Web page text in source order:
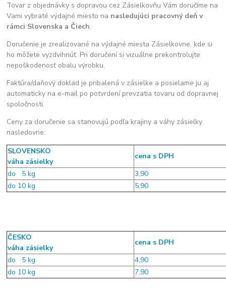
Tovar z objednávky s dopravou cez Zásielkovňu Vám doručíme na
Vami vybraté výdajné miesto na nasledujúci pracovný deň v
rámci Slovenska a Čiech.
Doručenie je zrealizované na výdajné miesta Zásielkovne, kde si
ho môžete vyzdvihnúť. Pri doručení si vizuálne prekontrolujte
nepoškodenosť obalu výrobku.
Faktúra/daňový doklad je pribalená v zásielke a posielame ju aj
automaticky na e-mail po potvrdení prevzatia tovaru od dopravnej
spoločnosti.
Ceny za doručenie sa stanovujú podľa krajiny a váhy zásielky
nasledovne:
SLOVENSKO
váha zásielky
cena s DPH
do 5 kg
3,90
do 10 kg
5,90
ČESKO
váha zásielky
cena s DPH
do 5 kg
4,90
do 10 kg
7,90